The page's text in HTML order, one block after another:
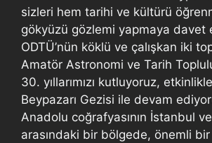
sizleri hem tarihi ve kültürü
gökyüzü gözlemi yapmaya davet
ODTÜ’nün köklü ve çalışkan iki
Amatör Astronomi ve Tarih
30. yıllarımızı kutluyoruz,
Beypazarı Gezisi ile devam
Anadolu coğrafyasının İstanbul
arasındaki bir bölgede, önemli